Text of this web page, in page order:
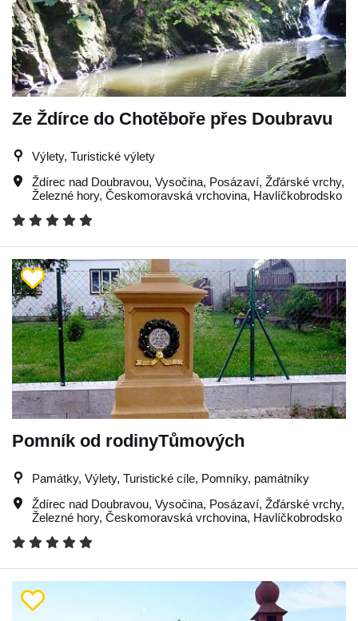
Ze Ždírce do Chotěboře přes Doubravu
Výlety, Turistické výlety
Ždírec nad Doubravou, Vysočina, Posázaví, Žďárské vrchy,
Železné hory, Českomoravská vrchovina, Havlíčkobrodsko
Pomník od rodinyTůmových
Památky, Výlety, Turistické cíle, Pomníky, památníky
Ždírec nad Doubravou, Vysočina, Posázaví, Žďárské vrchy,
Železné hory, Českomoravská vrchovina, Havlíčkobrodsko